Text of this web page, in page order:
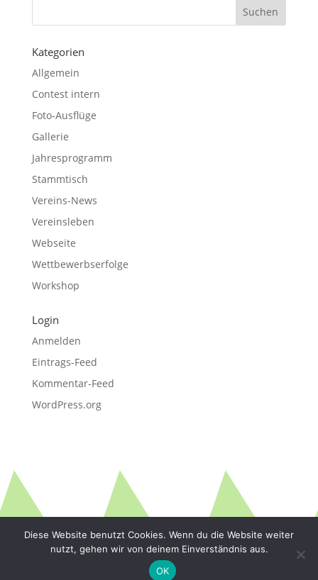
Kategorien
Allgemein
Contest intern
Foto-Ausflüge
Gallerie
Jahresprogramm
Stammtisch
Vereins-News
Vereinsleben
Webseite
Wettbewerbserfolge
Workshop
Login
Anmelden
Eintrags-Feed
Kommentar-Feed
WordPress.org
Diese Website benutzt Cookies. Wenn du die Website weiter
nutzt, gehen wir von deinem Einverständnis aus.
OK